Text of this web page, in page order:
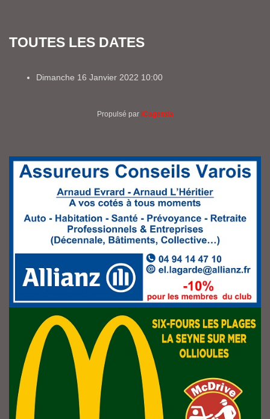
TOUTES LES DATES
Dimanche 16 Janvier 2022 10:00
Propulsé par iCagenda